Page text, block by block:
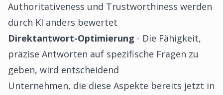
Authoritativeness und Trustworthiness werden
durch KI anders bewertet
Direktantwort-Optimierung - Die Fähigkeit,
präzise Antworten auf spezifische Fragen zu
geben, wird entscheidend
Unternehmen, die diese Aspekte bereits jetzt in